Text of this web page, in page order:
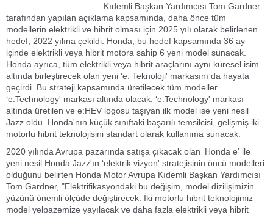
Kıdemli Başkan Yardımcısı Tom Gardner
tarafından yapılan açıklama kapsamında, daha önce tüm
modellerin elektrikli ve hibrit olması için 2025 yılı olarak belirlenen
hedef, 2022 yılına çekildi. Honda, bu hedef kapsamında 36 ay
içinde elektrikli veya hibrit motora sahip 6 yeni model sunacak.
Honda ayrıca, tüm elektrikli veya hibrit araçlarını aynı küresel isim
altında birleştirecek olan yeni 'e: Teknoloji' markasını da hayata
geçirdi. Bu strateji kapsamında üretilecek tüm modeller
‘e:Technology' markası altında olacak. ‘e:Technology' markası
altında üretilen ve e:HEV logosu taşıyan ilk model ise yeni nesil
Jazz oldu. Honda'nın küçük sınıftaki başarılı temsilcisi, gelişmiş iki
motorlu hibrit teknolojisini standart olarak kullanıma sunacak.
2020 yılında Avrupa pazarında satışa çıkacak olan ‘Honda e' ile
yeni nesil Honda Jazz'ın ‘elektrik vizyon' stratejisinin öncü modelleri
olduğunu belirten Honda Motor Avrupa Kıdemli Başkan Yardımcısı
Tom Gardner, "Elektrifikasyondaki bu değişim, model dizilişimizin
yüzünü önemli ölçüde değiştirecek. İki motorlu hibrit teknolojimiz
model yelpazemize yayılacak ve daha fazla elektrikli veya hibrit